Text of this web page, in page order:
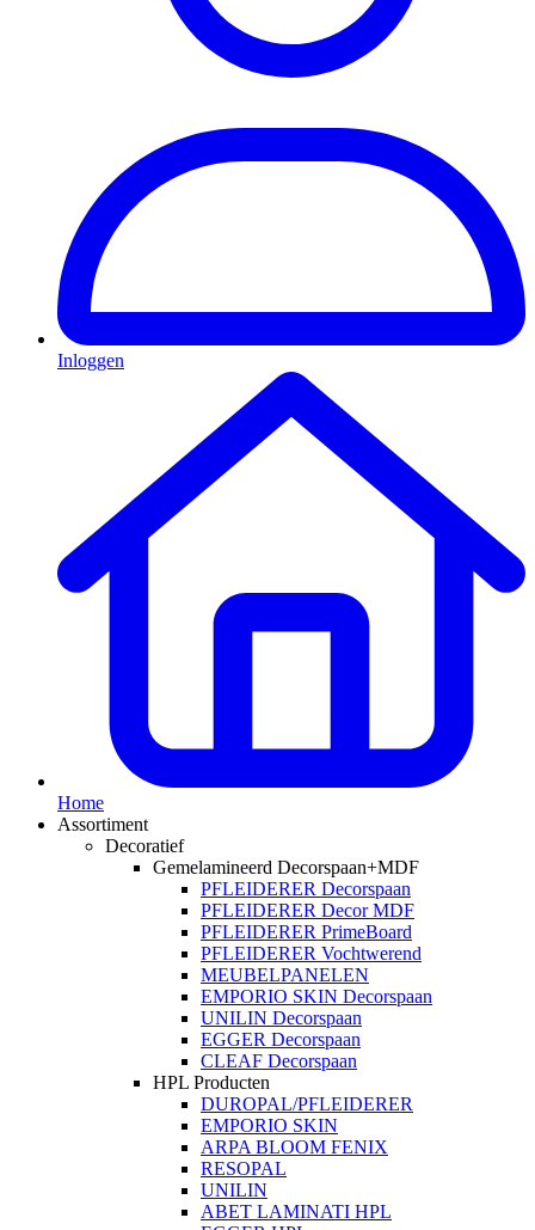
Inloggen
Home
Assortiment
Decoratief
Gemelamineerd Decorspaan+MDF
PFLEIDERER Decorspaan
PFLEIDERER Decor MDF
PFLEIDERER PrimeBoard
PFLEIDERER Vochtwerend
MEUBELPANELEN
EMPORIO SKIN Decorspaan
UNILIN Decorspaan
EGGER Decorspaan
CLEAF Decorspaan
HPL Producten
DUROPAL/PFLEIDERER
EMPORIO SKIN
ARPA BLOOM FENIX
RESOPAL
UNILIN
ABET LAMINATI HPL